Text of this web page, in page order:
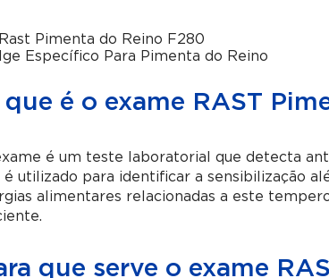
Rast Pimenta do Reino F280
Ige Específico Para Pimenta do Reino
que é o exame RAST
é um teste laboratorial que detecta
é utilizado para identificar a sensibilização
alimentares relacionadas a este
que serve o exame